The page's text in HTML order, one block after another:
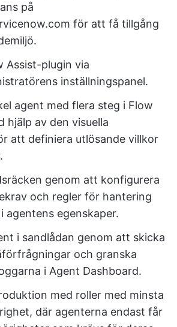
på
för att få tillgång
Assist-plugin via
inställningspanel.
agent med flera steg i Flow
hjälp av den visuella
att definiera utlösande villkor
genom att konfigurera
och regler för hantering
agentens egenskaper.
i sandlådan genom att skicka
och granska
i Agent Dashboard.
med roller med minsta
där agenterna endast får